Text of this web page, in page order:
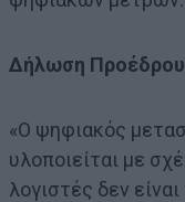
Δήλωση Προέδρου
«Ο ψηφιακός
υλοποιείται με
λογιστές δεν